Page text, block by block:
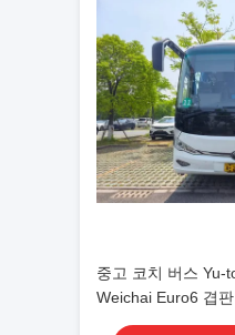
중고 코치 버스 Yu-
Weichai Euro6 겹판
틀 또는 장거리용